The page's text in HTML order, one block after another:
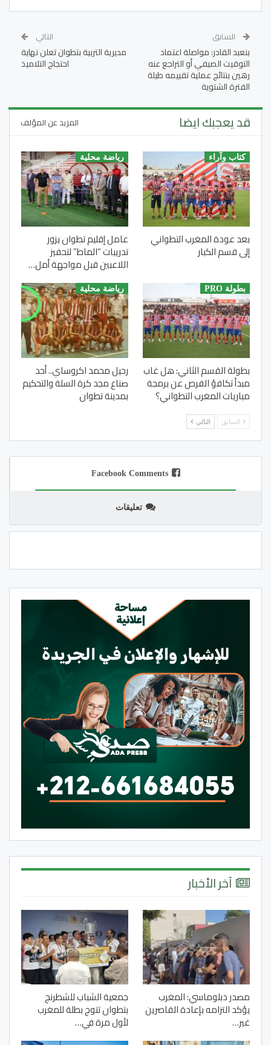
السابق
بنعبد القادر: مواصلة اعتماد
التوقيت الصيفي أو التراجع عنه
رهين بنتائج عملية تقييمه طيلة
الفترة الشتوية
التالي
مديرية التربية بتطوان تعلن نهاية
احتجاج التلاميذ
قد يعجبك ايضا المزيد عن المؤلف
كتاب وآراء
بعد عودة المغرب التطواني
إلى قسم الكبار
رياضة محلية
عامل إقليم تطوان يزور
تدريبات “الماط” لتحفيز
اللاعبين قبل مواجهة أمل…
بطولة PRO
بطولة القسم الثاني: هل غاب
مبدأ تكافؤ الفرص عن برمجة
مباريات المغرب التطواني؟
رياضة محلية
رحيل محمد اكروساي.. أحد
صناع مجد كرة السلة والتحكيم
بمدينة تطوان
السابق التالي
Facebook Comments
تعليقات
آخر الأخبار
مصدر دبلوماسي: المغرب
يؤكد التزامه بإعادة القاصرين
غير…
جمعية الشباب للشطرنج
بتطوان تتوج بطلة للمغرب
لأول مرة في…